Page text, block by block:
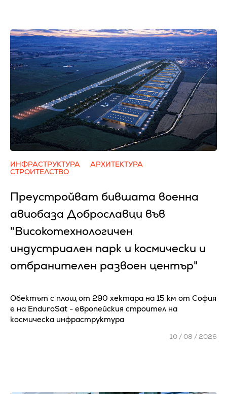
ИНФРАСТРУКТУРА
АРХИТЕКТУРА
СТРОИТЕЛСТВО
Преустройват бившата военна
авиобаза Доброславци във
"Високотехнологичен
индустриален парк и космически и
отбранителен развоен център"
Обектът с площ от 290 хектара на 15 км от София
е на EnduroSat - европейския строител на
космическа инфраструктура
10 / 08 / 2026